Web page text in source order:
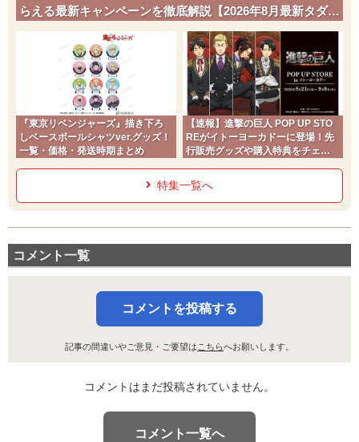
らえる最新キャンペーンを徹底解説【2026年8月最新タダポ
チ】
『東京リベンジャーズ』描き下ろ
しベースボールシャツver.グッズ！
一覧・価格・発送時期まとめ
【速報】進撃の巨人 POP UP STO
REがイトーヨーカドーに登場！先
行販売グッズや購入特典をチェッ
特集一覧へ
コメント一覧
コメントを投稿する
記事の間違いやご意見・ご要望は こちらへお願いします。
コメントはまだ投稿されていません。
コメント一覧へ